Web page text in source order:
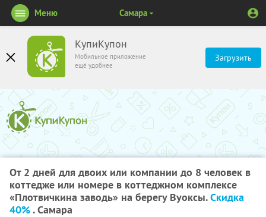
КупиКупон
Мобильное приложение
ещё удобнее
Загрузить
Меню Самара
От 2 дней для двоих или компании до 8 человек в
коттедже или номере в коттеджном комплексе
«Плотвичкина заводь» на берегу Вуоксы.Скидка
40%. Самара